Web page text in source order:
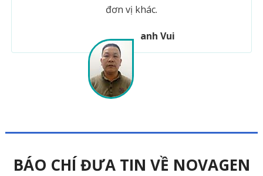
đơn vị khác.
anh Vui
BÁO CHÍ ĐƯA TIN VỀ NOVAGEN